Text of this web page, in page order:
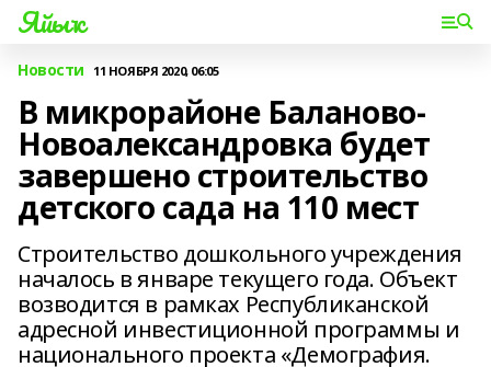
Яйыҡ
Новости 11 НОЯБРЯ 2020, 06:05
В микрорайоне Баланово-
Новоалександровка будет
завершено строительство
детского сада на 110 мест
Строительство дошкольного учреждения
началось в январе текущего года. Объект
возводится в рамках Республиканской
адресной инвестиционной программы и
национального проекта «Демография.